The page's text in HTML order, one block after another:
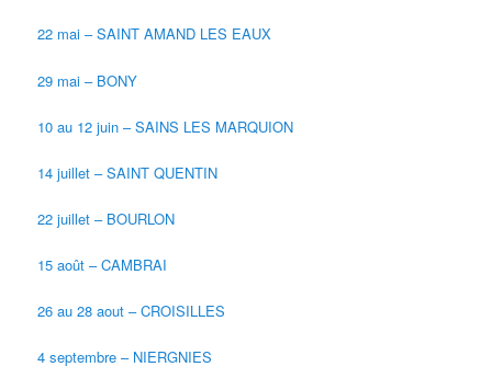
22 mai – SAINT AMAND LES EAUX
29 mai – BONY
10 au 12 juin – SAINS LES MARQUION
14 juillet – SAINT QUENTIN
22 juillet – BOURLON
15 août – CAMBRAI
26 au 28 aout – CROISILLES
4 septembre – NIERGNIES